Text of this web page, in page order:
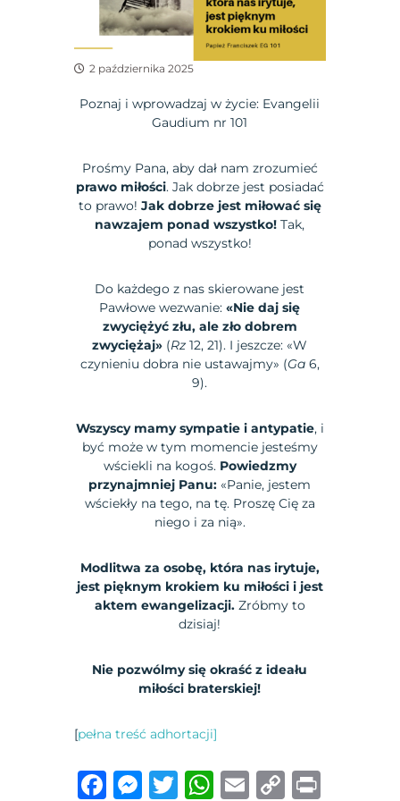
2 października 2025
Poznaj i wprowadzaj w życie: Evangelii
Gaudium nr 101
Prośmy Pana, aby dał nam zrozumieć
prawo miłości. Jak dobrze jest posiadać
to prawo! Jak dobrze jest miłować się
nawzajem ponad wszystko!Tak,
ponad wszystko!
Do każdego z nas skierowane jest
Pawłowe wezwanie:«Nie daj się
zwyciężyć złu, ale zło dobrem
zwyciężaj» (Rz 12, 21). I jeszcze: «W
czynieniu dobra nie ustawajmy» (Ga6,
9).
Wszyscy mamy sympatie i antypatie, i
być może w tym momencie jesteśmy
wściekli na kogoś. Powiedzmy
przynajmniej Panu: «Panie, jestem
wściekły na tego, na tę. Proszę Cię za
niego i za nią».
Modlitwa za osobę, która nas irytuje,
jest pięknym krokiem ku miłości i jest
aktem ewangelizacji.Zróbmy to
dzisiaj!
Nie pozwólmy się okraść z ideału
miłości braterskiej!
[pełna treść adhortacji]
F
M T
W E
C